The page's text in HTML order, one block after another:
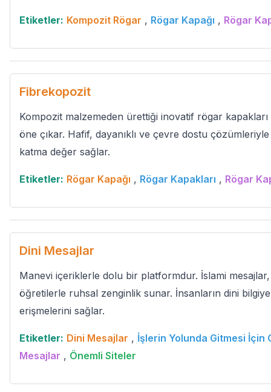
Etiketler: Kompozit Rögar , Rögar Kapağı , Rögar
Fibrekopozit
Kompozit malzemeden ürettiği inovatif rögar
öne çıkar. Hafif, dayanıklı ve çevre dostu
katma değer sağlar.
Etiketler: Rögar Kapağı , Rögar Kapakları , Rögar
Dini Mesajlar
Manevi içeriklerle dolu bir platformdur. İslami
öğretilerle ruhsal zenginlik sunar. İnsanların dini
erişmelerini sağlar.
Etiketler: Dini Mesajlar , İşlerin Yolunda Gitmesi İçin
Mesajlar , Önemli Siteler